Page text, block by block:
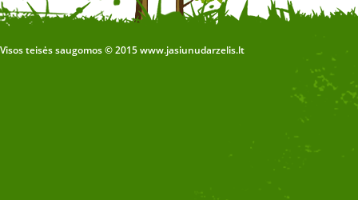
Visos teisės saugomos © 2015 www.jasiunudarzelis.lt